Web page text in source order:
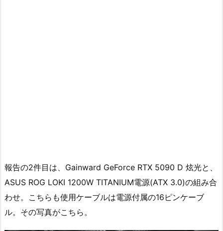
報告の2件目は、Gainward GeForce RTX 5090 D 炫光と、
ASUS ROG LOKI 1200W TITANIUM電源(ATX 3.0)の組み合
わせ。こちらも使用ケーブルは電源付属の16ピンケーブ
ル。その写真がこちら。